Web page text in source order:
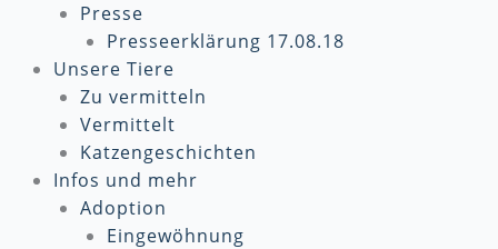
Presse
Presseerklärung 17.08.18
Unsere Tiere
Zu vermitteln
Vermittelt
Katzengeschichten
Infos und mehr
Adoption
Eingewöhnung